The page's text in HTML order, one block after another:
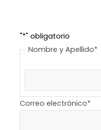
"*" obligatorio
Nombre y Apellido*
Correo electrónico*